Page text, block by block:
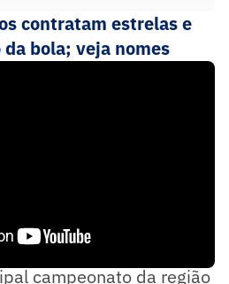
contratam estrelas e
bola; veja nomes
a percepção de que a
campeonato da região